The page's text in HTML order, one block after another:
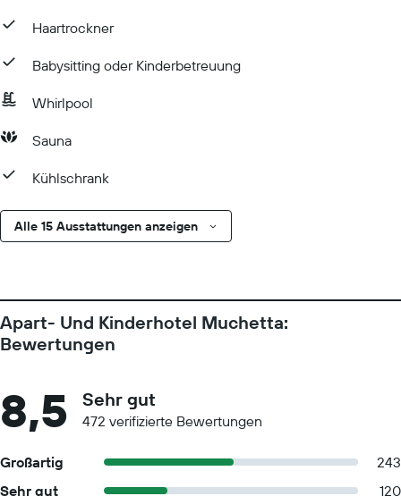
Haartrockner
Babysitting oder Kinderbetreuung
Whirlpool
Sauna
Kühlschrank
Alle 15 Ausstattungen anzeigen
Apart- Und Kinderhotel Muchetta:
Bewertungen
8,5 Sehr gut
472 verifizierte Bewertungen
Großartig
243
Sehr gut
120